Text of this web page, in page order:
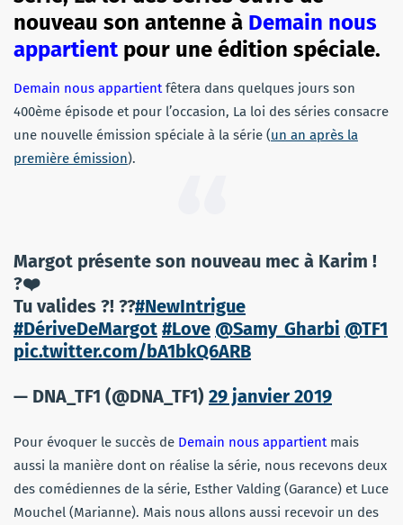
nouveau son antenne à Demain nous
appartientpour une édition spéciale.
Demain nous appartientfêtera dans quelques jours son
400ème épisode et pour l’occasion, La loi des séries consacre
une nouvelle émission spéciale à la série (un an après la
première émission).
Margot présente son nouveau mec à Karim !
?❤️
Tu valides ?! ??#NewIntrigue
#DériveDeMargot #Love @Samy_Gharbi @TF1
pic.twitter.com/bA1bkQ6ARB
— DNA_TF1 (@DNA_TF1) 29 janvier 2019
Pour évoquer le succès de Demain nous appartientmais
aussi la manière dont on réalise la série, nous recevons deux
des comédiennes de la série, Esther Valding (Garance) et Luce
Mouchel (Marianne). Mais nous allons aussi recevoir un des